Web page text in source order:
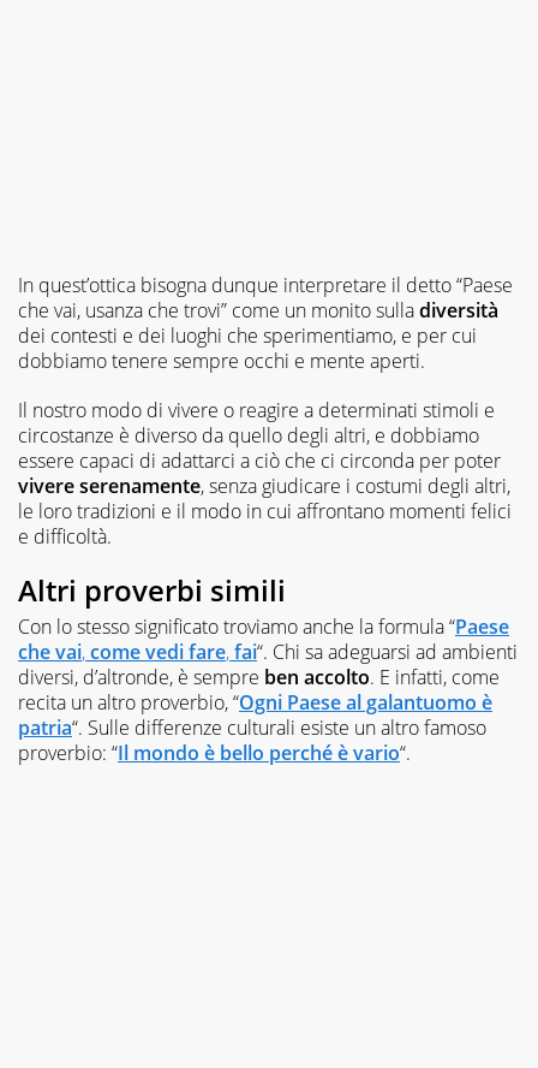
In quest’ottica bisogna dunque interpretare il detto “Paese
che vai, usanza che trovi” come un monito sulladiversità
dei contesti e dei luoghi che sperimentiamo, e per cui
dobbiamo tenere sempre occhi e mente aperti.
Il nostro modo di vivere o reagire a determinati stimoli e
circostanze è diverso da quello degli altri, e dobbiamo
essere capaci di adattarci a ciò che ci circonda per poter
vivere serenamente, senza giudicare i costumi degli altri,
le loro tradizioni e il modo in cui affrontano momenti felici
e difficoltà.
Altri proverbi simili
Con lo stesso significato troviamo anche la formula “Paese
che vai,come vedi fare,fai“. Chi sa adeguarsi ad ambienti
diversi, d’altronde, è sempre ben accolto. E infatti, come
recita un altro proverbio, “Ogni Paese al galantuomo è
patria“. Sulle differenze culturali esiste un altro famoso
proverbio: “Il mondo è bello perché è vario“.